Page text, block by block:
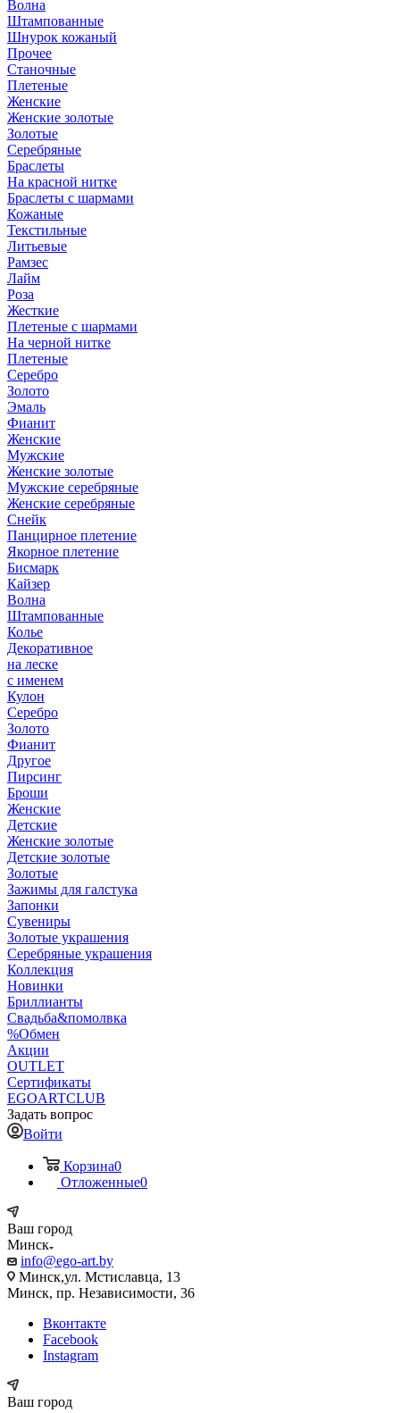
Волна
Штампованные
Шнурок кожаный
Прочее
Станочные
Плетеные
Женские
Женские золотые
Золотые
Серебряные
Браслеты
На красной нитке
Браслеты с шармами
Кожаные
Текстильные
Литьевые
Рамзес
Лайм
Роза
Жесткие
Плетеные с шармами
На черной нитке
Плетеные
Серебро
Золото
Эмаль
Фианит
Женские
Мужские
Женские золотые
Мужские серебряные
Женские серебряные
Снейк
Панцирное плетение
Якорное плетение
Бисмарк
Кайзер
Волна
Штампованные
Колье
Декоративное
на леске
с именем
Кулон
Серебро
Золото
Фианит
Другое
Пирсинг
Броши
Женские
Детские
Женские золотые
Детские золотые
Золотые
Зажимы для галстука
Запонки
Сувениры
Золотые украшения
Серебряные украшения
Коллекция
Новинки
Бриллианты
Свадьба&помолвка
%Обмен
Акции
OUTLET
Сертификаты
EGOARTCLUB
Задать вопрос
Войти
Корзина0
Отложенные0
Ваш город
Минск
info@ego-art.by
Минск,ул. Мстиславца, 13
Минск, пр. Независимости, 36
Вконтакте
Facebook
Instagram
Ваш город